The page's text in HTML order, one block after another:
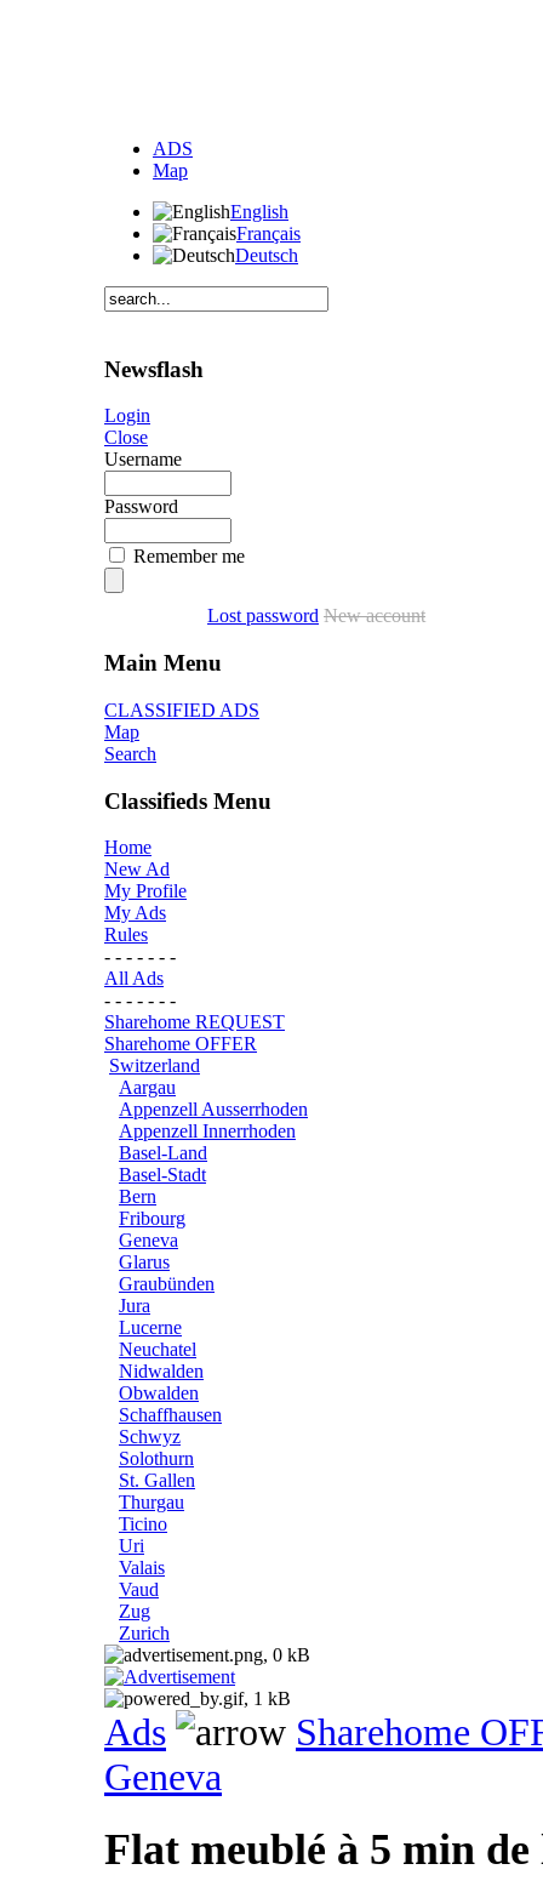
ADS
Map
English
Français
Deutsch
Newsflash
Login
Close
Username
Password
Remember me
Lost password New account
Main Menu
CLASSIFIED ADS
Map
Search
Classifieds Menu
Home
New Ad
My Profile
My Ads
Rules
- - - - - - -
All Ads
- - - - - - -
Sharehome REQUEST
Sharehome OFFER
Switzerland
Aargau
Appenzell Ausserrhoden
Appenzell Innerrhoden
Basel-Land
Basel-Stadt
Bern
Fribourg
Geneva
Glarus
Graubünden
Jura
Lucerne
Neuchatel
Nidwalden
Obwalden
Schaffhausen
Schwyz
Solothurn
St. Gallen
Thurgau
Ticino
Uri
Valais
Vaud
Zug
Zurich
Ads
Sharehome
Geneva
Flat meublé à 5 min